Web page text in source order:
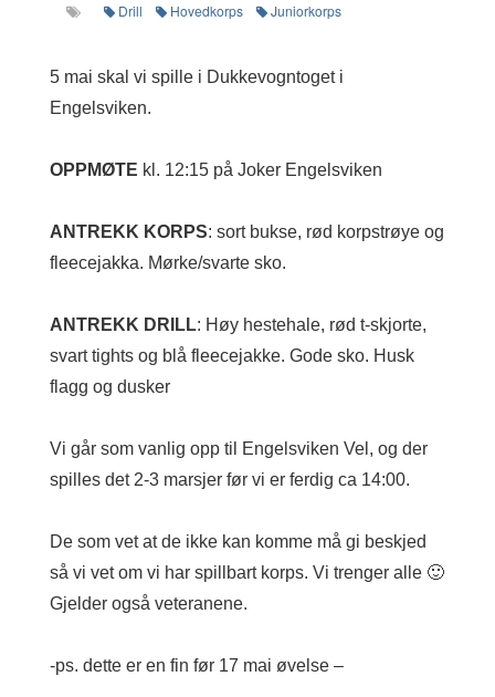
Drill Hovedkorps Juniorkorps
5 mai skal vi spille i Dukkevogntoget i
Engelsviken.
OPPMØTE kl. 12:15 på Joker Engelsviken
ANTREKK KORPS: sort bukse, rød korpstrøye og
fleecejakka. Mørke/svarte sko.
ANTREKK DRILL: Høy hestehale, rød t-skjorte,
svart tights og blå fleecejakke. Gode sko. Husk
flagg og dusker
Vi går som vanlig opp til Engelsviken Vel, og der
spilles det 2-3 marsjer før vi er ferdig ca 14:00.
De som vet at de ikke kan komme må gi beskjed
så vi vet om vi har spillbart korps. Vi trenger alle 🙂
Gjelder også veteranene.
-ps. dette er en fin før 17 mai øvelse –